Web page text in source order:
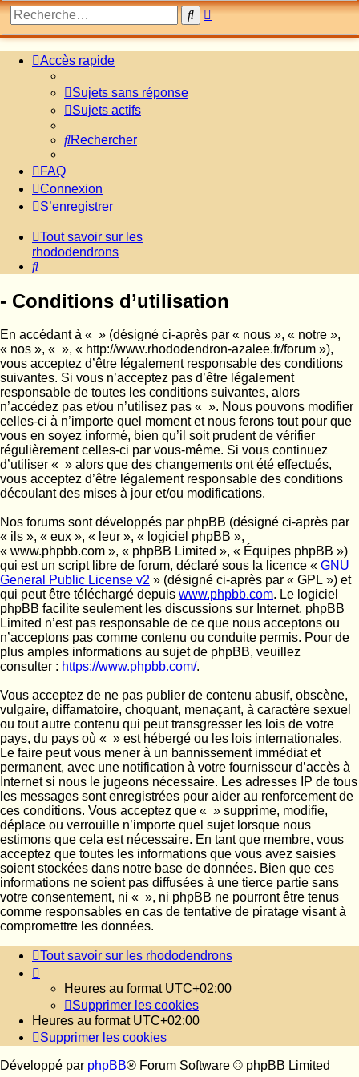
Rechercher
Recherche
Accès rapide
Sujets sans réponse
Sujets actifs
Rechercher
FAQ
Connexion
S’enregistrer
Tout savoir sur les
rhododendrons
Rechercher
- Conditions d’utilisation
En accédant à « » (désigné ci-après par « nous », « notre »,
« nos », « », « http://www.rhododendron-azalee.fr/forum »),
vous acceptez d’être légalement responsable des conditions
suivantes. Si vous n’acceptez pas d’être légalement
responsable de toutes les conditions suivantes, alors
n’accédez pas et/ou n’utilisez pas « ». Nous pouvons modifier
celles-ci à n’importe quel moment et nous ferons tout pour que
vous en soyez informé, bien qu’il soit prudent de vérifier
régulièrement celles-ci par vous-même. Si vous continuez
d’utiliser « » alors que des changements ont été effectués,
vous acceptez d’être légalement responsable des conditions
découlant des mises à jour et/ou modifications.
Nos forums sont développés par phpBB (désigné ci-après par
« ils », « eux », « leur », « logiciel phpBB »,
« www.phpbb.com », « phpBB Limited », « Équipes phpBB »)
qui est un script libre de forum, déclaré sous la licence « GNU
General Public License v2 » (désigné ci-après par « GPL ») et
qui peut être téléchargé depuis www.phpbb.com. Le logiciel
phpBB facilite seulement les discussions sur Internet. phpBB
Limited n’est pas responsable de ce que nous acceptons ou
n’acceptons pas comme contenu ou conduite permis. Pour de
plus amples informations au sujet de phpBB, veuillez
consulter : https://www.phpbb.com/.
Vous acceptez de ne pas publier de contenu abusif, obscène,
vulgaire, diffamatoire, choquant, menaçant, à caractère sexuel
ou tout autre contenu qui peut transgresser les lois de votre
pays, du pays où « » est hébergé ou les lois internationales.
Le faire peut vous mener à un bannissement immédiat et
permanent, avec une notification à votre fournisseur d’accès à
Internet si nous le jugeons nécessaire. Les adresses IP de tous
les messages sont enregistrées pour aider au renforcement de
ces conditions. Vous acceptez que « » supprime, modifie,
déplace ou verrouille n’importe quel sujet lorsque nous
estimons que cela est nécessaire. En tant que membre, vous
acceptez que toutes les informations que vous avez saisies
soient stockées dans notre base de données. Bien que ces
informations ne soient pas diffusées à une tierce partie sans
votre consentement, ni « », ni phpBB ne pourront être tenus
comme responsables en cas de tentative de piratage visant à
compromettre les données.
Tout savoir sur les rhododendrons
Heures au format UTC+02:00
Supprimer les cookies
Heures au format UTC+02:00
Supprimer les cookies
Développé par phpBB® Forum Software © phpBB Limited